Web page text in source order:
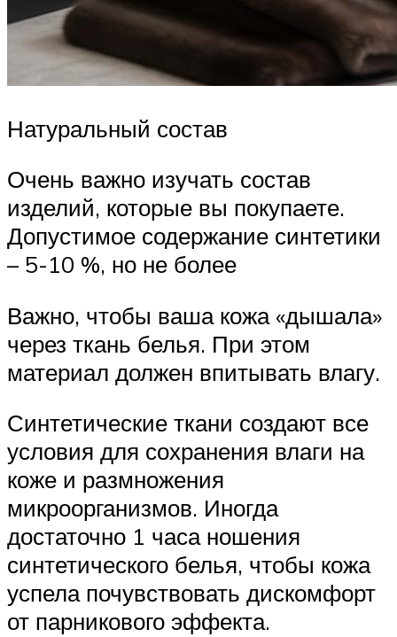
Натуральный состав
Очень важно изучать состав
изделий, которые вы покупаете.
Допустимое содержание синтетики
– 5-10 %, но не более
Важно, чтобы ваша кожа «дышала»
через ткань белья. При этом
материал должен впитывать влагу.
Синтетические ткани создают все
условия для сохранения влаги на
коже и размножения
микроорганизмов. Иногда
достаточно 1 часа ношения
синтетического белья, чтобы кожа
успела почувствовать дискомфорт
от парникового эффекта.